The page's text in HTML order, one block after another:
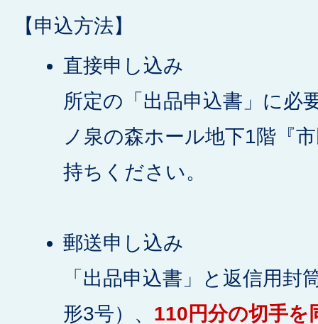
【申込方法】
直接申し込み
所定の「出品申込書」に必
ノ泉の森ホール地下1階『
持ちください。
郵送申し込み
「出品申込書」と返信用封
形3号）、 110円分の切手を